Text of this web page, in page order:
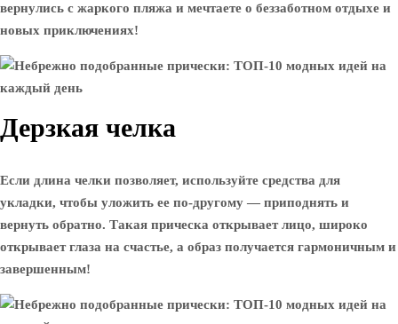
вернулись с жаркого пляжа и мечтаете о беззаботном отдыхе и
новых приключениях!
Дерзкая челка
Если длина челки позволяет, используйте средства для
укладки, чтобы уложить ее по-другому — приподнять и
вернуть обратно. Такая прическа открывает лицо, широко
открывает глаза на счастье, а образ получается гармоничным и
завершенным!